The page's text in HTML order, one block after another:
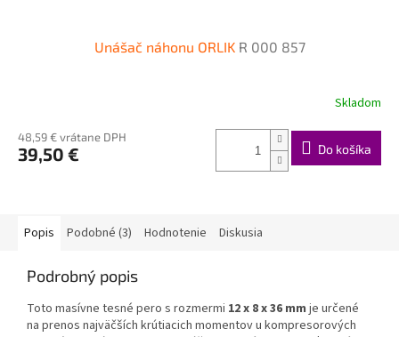
Unášač náhonu ORLIK R 000 857
Skladom
48,59 € vrátane DPH
39,50 € Do košíka
Popis Podobné (3) Hodnotenie Diskusia
Podrobný popis
Toto masívne tesné pero s rozmermi 12 x 8 x 36 mm je určené
na prenos najväčších krútiacich momentov u kompresorových